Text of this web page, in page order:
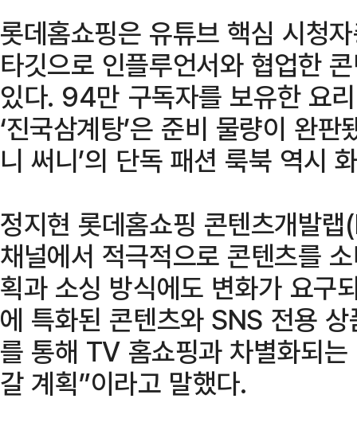
롯데홈쇼핑은 유튜브 핵심 시청
타깃으로 인플루언서와 협업한
있다. 94만 구독자를 보유한 요
‘진국삼계탕’은 준비 물량이 완
니 써니’의 단독 패션 룩북 역시
정지현 롯데홈쇼핑 콘텐츠개발
채널에서 적극적으로 콘텐츠를
획과 소싱 방식에도 변화가 요구
에 특화된 콘텐츠와 SNS 전용
를 통해 TV 홈쇼핑과 차별화되
갈 계획”이라고 말했다.